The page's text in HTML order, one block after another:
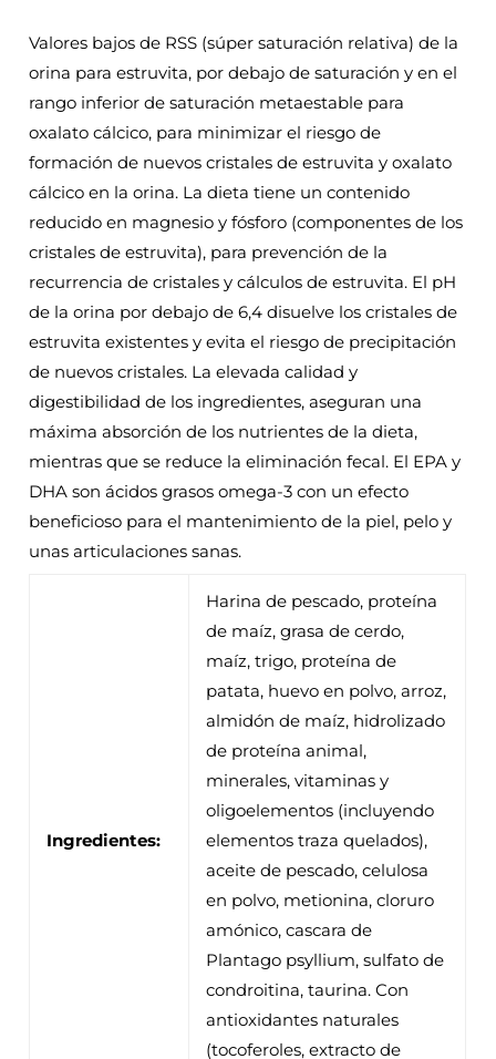
Valores bajos de RSS (súper saturación relativa) de la
orina para estruvita, por debajo de saturación y en el
rango inferior de saturación metaestable para
oxalato cálcico, para minimizar el riesgo de
formación de nuevos cristales de estruvita y oxalato
cálcico en la orina. La dieta tiene un contenido
reducido en magnesio y fósforo (componentes de los
cristales de estruvita), para prevención de la
recurrencia de cristales y cálculos de estruvita. El pH
de la orina por debajo de 6,4 disuelve los cristales de
estruvita existentes y evita el riesgo de precipitación
de nuevos cristales. La elevada calidad y
digestibilidad de los ingredientes, aseguran una
máxima absorción de los nutrientes de la dieta,
mientras que se reduce la eliminación fecal. El EPA y
DHA son ácidos grasos omega-3 con un efecto
beneficioso para el mantenimiento de la piel, pelo y
unas articulaciones sanas.
Ingredientes:
Harina de pescado, proteína
de maíz, grasa de cerdo,
maíz, trigo, proteína de
patata, huevo en polvo, arroz,
almidón de maíz, hidrolizado
de proteína animal,
minerales, vitaminas y
oligoelementos (incluyendo
elementos traza quelados),
aceite de pescado, celulosa
en polvo, metionina, cloruro
amónico, cascara de
Plantago psyllium, sulfato de
condroitina, taurina. Con
antioxidantes naturales
(tocoferoles, extracto de